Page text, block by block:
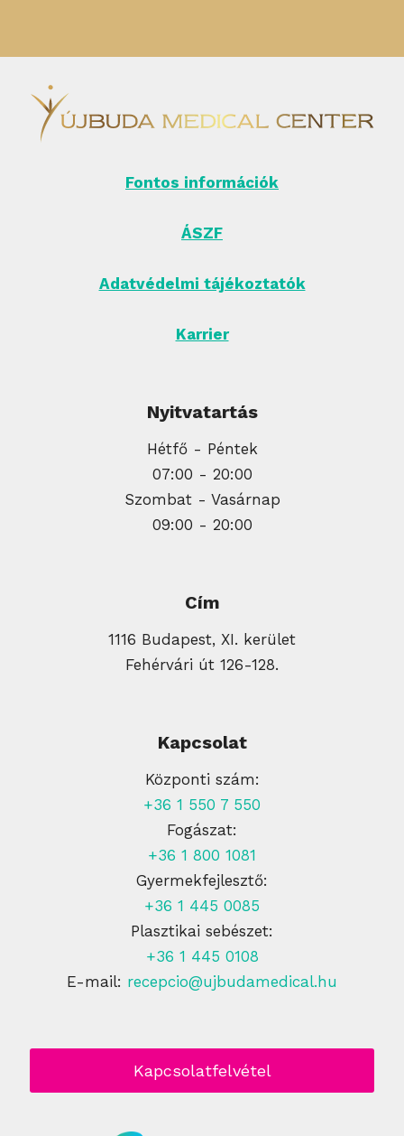
Fontos információk
ÁSZF
Adatvédelmi tájékoztatók
Karrier
Nyitvatartás
Hétfő - Péntek
07:00 - 20:00
Szombat - Vasárnap
09:00 - 20:00
Cím
1116 Budapest, XI. kerület
Fehérvári út 126-128.
Kapcsolat
Központi szám:
+36 1 550 7 550
Fogászat:
+36 1 800 1081
Gyermekfejlesztő:
+36 1 445 0085
Plasztikai sebészet:
+36 1 445 0108
E-mail: recepcio@ujbudamedical.hu
Kapcsolatfelvétel